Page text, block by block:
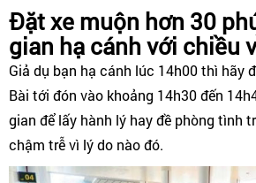
Đặt xe muộn hơn 30
gian hạ cánh với chiều
Giả dụ bạn hạ cánh lúc 14h00 thì hãy
Bài tới đón vào khoảng 14h30 đến
gian để lấy hành lý hay đề phòng tình
chậm trễ vì lý do nào đó.